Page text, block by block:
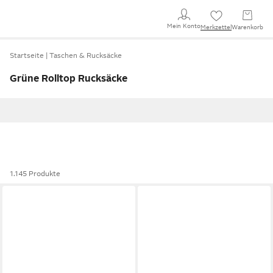
Mein KontoMerkzettel Warenkorb
Startseite Taschen & Rucksäcke
Grüne Rolltop Rucksäcke
1.145 Produkte